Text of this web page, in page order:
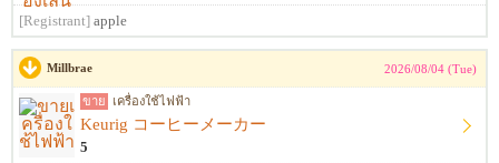
[Registrant] apple
Millbrae 2026/08/04 (Tue)
ขาย เครื่องใช้ไฟฟ้า
Keurig コーヒーメーカー
5